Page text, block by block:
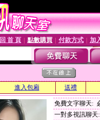
回 首 頁 點數購買│ 付款方式│ 加
進入包廂 送禮
免費文字聊天:
一對多視訊聊天